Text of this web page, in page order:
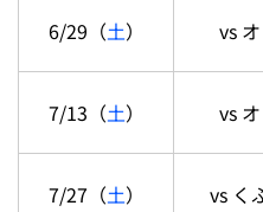
6/29（土） vs
7/13（土） vs
7/27（土） vs く